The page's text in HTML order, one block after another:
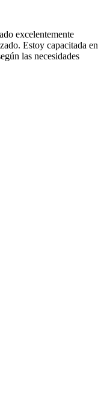
excelentemente
Estoy capacitada en
las necesidades